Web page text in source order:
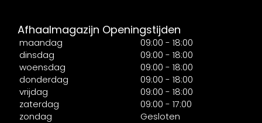
Afhaalmagazijn Openingstijden
maandag
09:00 - 18:00
dinsdag
09:00 - 18:00
woensdag
09:00 - 18:00
donderdag
09:00 - 18:00
vrijdag
09:00 - 18:00
zaterdag
09:00 - 17:00
zondag
Gesloten